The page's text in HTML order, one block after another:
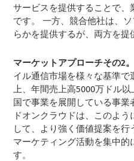
サービスを提供することで、
です。 一方、競合他社は、
らかを提供するが、両方を提
マーケットアプローチその2。
イル通信市場を様々な基準で
上、年間売上高5000万ドル
国で事業を展開している事
ドオンクラウドは、このよ
して、より強く価値提案を行
マーケティング活動を集中
す。